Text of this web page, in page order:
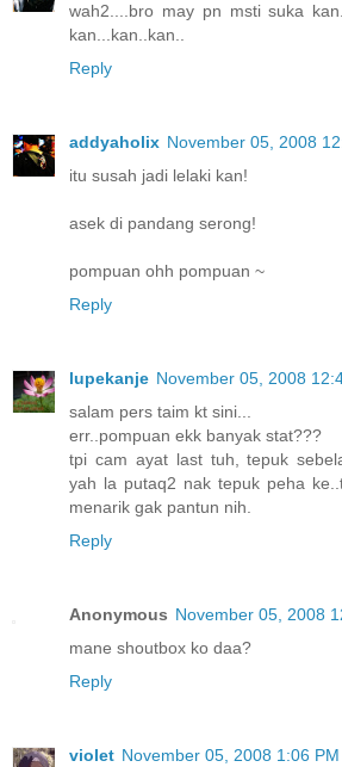
wah2....bro may pn msti suka
kan...kan..kan..
Reply
addyaholix November 05, 2008
itu susah jadi lelaki kan!
asek di pandang serong!
pompuan ohh pompuan ~
Reply
lupekanje November 05, 2008
salam pers taim kt sini...
err..pompuan ekk banyak stat???
tpi cam ayat last tuh, tepuk
yah la putaq2 nak tepuk peha
menarik gak pantun nih.
Reply
Anonymous November 05, 2008
mane shoutbox ko daa?
Reply
violet November 05, 2008 1:06 PM